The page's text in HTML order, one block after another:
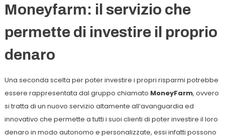
Moneyfarm: il servizio che
permette di investire il proprio
denaro
Una seconda scelta per poter investire i propri risparmi potrebbe
essere rappresentata dal gruppo chiamato MoneyFarm, ovvero
si tratta di un nuovo servizio altamente all’avanguardia ed
innovativo che permette a tutti i suoi clienti di poter investire il loro
denaro in modo autonomo e personalizzate, essi infatti possono